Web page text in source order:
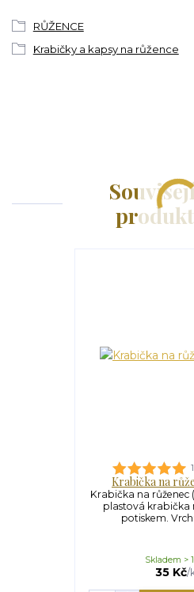
RŮŽENCE
Krabičky a kapsy na růžence
Krabička na
Krabička na růženec
plastová krabička
potiskem.
35 Kč/
Skladem >